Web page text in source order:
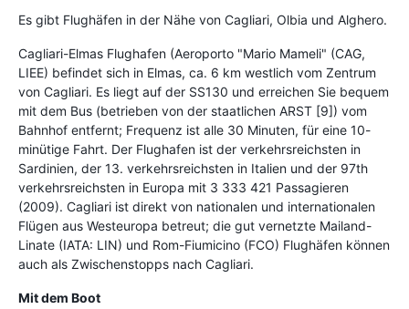
Es gibt Flughäfen in der Nähe von Cagliari, Olbia und Alghero.
Cagliari-Elmas Flughafen (Aeroporto "Mario Mameli" (CAG,
LIEE) befindet sich in Elmas, ca. 6 km westlich vom Zentrum
von Cagliari. Es liegt auf der SS130 und erreichen Sie bequem
mit dem Bus (betrieben von der staatlichen ARST [9]) vom
Bahnhof entfernt; Frequenz ist alle 30 Minuten, für eine 10-
minütige Fahrt. Der Flughafen ist der verkehrsreichsten in
Sardinien, der 13. verkehrsreichsten in Italien und der 97th
verkehrsreichsten in Europa mit 3 333 421 Passagieren
(2009). Cagliari ist direkt von nationalen und internationalen
Flügen aus Westeuropa betreut; die gut vernetzte Mailand-
Linate (IATA: LIN) und Rom-Fiumicino (FCO) Flughäfen können
auch als Zwischenstopps nach Cagliari.
Mit dem Boot